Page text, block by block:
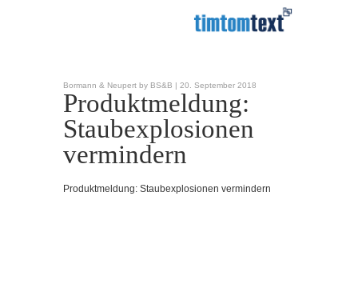
Bormann & Neupert by BS&B | 20. September 2018
Produktmeldung:
Staubexplosionen
vermindern
Produktmeldung: Staubexplosionen vermindern